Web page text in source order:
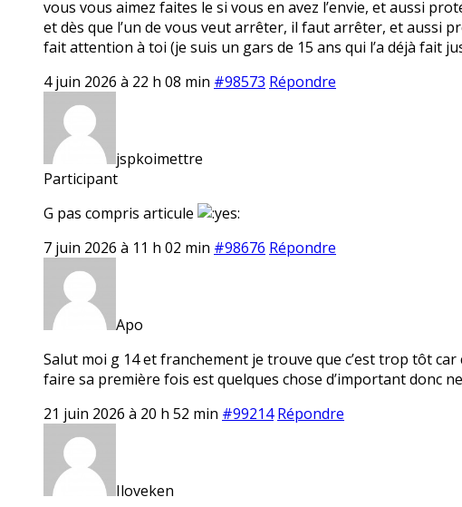
vous vous aimez faites le si vous en avez l’envie, et aussi
et dès que l’un de vous veut arrêter, il faut arrêter, et aussi
fait attention à toi (je suis un gars de 15 ans qui l’a déjà fait
4 juin 2026 à 22 h 08 min #98573 Répondre
jspkoimettre
Participant
G pas compris articule
7 juin 2026 à 11 h 02 min #98676 Répondre
Apo
Salut moi g 14 et franchement je trouve que c’est trop tôt
faire sa première fois est quelques chose d’important donc
21 juin 2026 à 20 h 52 min #99214 Répondre
Iloveken